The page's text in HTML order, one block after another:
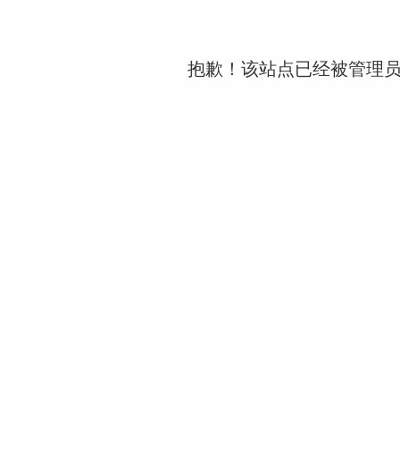
抱歉！该站点已经被管理